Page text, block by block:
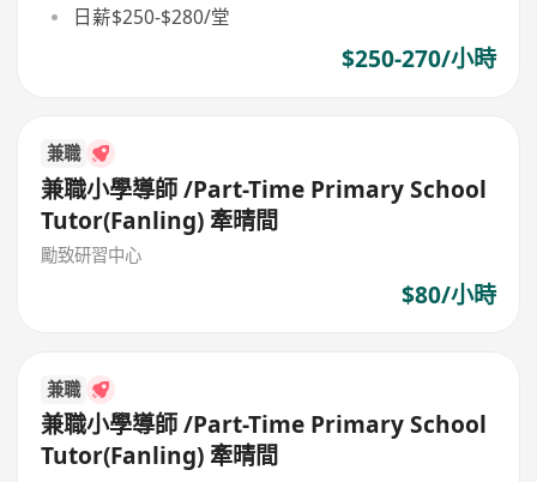
日薪$250-$280/堂
$250-270/小時
兼職
兼職小學導師 /Part-Time Primary School
Tutor(Fanling) 牽晴間
勵致研習中心
$80/小時
兼職
兼職小學導師 /Part-Time Primary School
Tutor(Fanling) 牽晴間